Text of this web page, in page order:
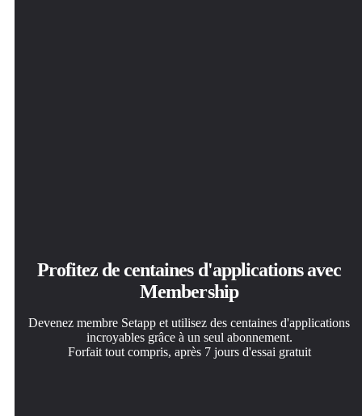
Profitez de centaines d'applications avec
Membership
Devenez membre Setapp et utilisez des centaines d'applications
incroyables grâce à un seul abonnement.
Forfait tout compris, après 7 jours d'essai gratuit